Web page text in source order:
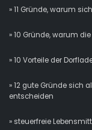
» 11 Gründe, warum
» 10 Gründe, warum
» 10 Vorteile der
» 12 gute Gründe sich
entscheiden
» steuerfreie